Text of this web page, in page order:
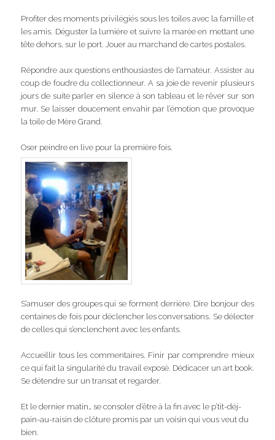
Profiter des moments privilégiés sous les toiles avec la famille et
les amis. Déguster la lumière et suivre la marée en mettant une
tête dehors, sur le port. Jouer au marchand de cartes postales.
Répondre aux questions enthousiastes de l’amateur. Assister au
coup de foudre du collectionneur. A sa joie de revenir plusieurs
jours de suite parler en silence à son tableau et le rêver sur son
mur. Se laisser doucement envahir par l’émotion que provoque
la toile de Mère Grand.
Oser peindre en live pour la première fois.
S’amuser des groupes qui se forment derrière. Dire bonjour des
centaines de fois pour déclencher les conversations. Se délecter
de celles qui s’enclenchent avec les enfants.
Accueillir tous les commentaires. Finir par comprendre mieux
ce qui fait la singularité du travail exposé. Dédicacer un art book.
Se détendre sur un transat et regarder.
Et le dernier matin… se consoler d’être à la fin avec le p’tit-déj-
pain-au-raisin de clôture promis par un voisin qui vous veut du
bien.